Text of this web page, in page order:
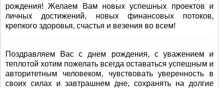
рождения! Желаем Вам новых успешных проектов и
личных достижений, новых финансовых потоков,
крепкого здоровья, счастья и везения во всем!
Поздравляем Вас с днем рождения, с уважением и
теплотой хотим пожелать всегда оставаться успешным и
авторитетным человеком, чувствовать уверенность в
своих силах и завтрашнем дне, сохранять на долгие